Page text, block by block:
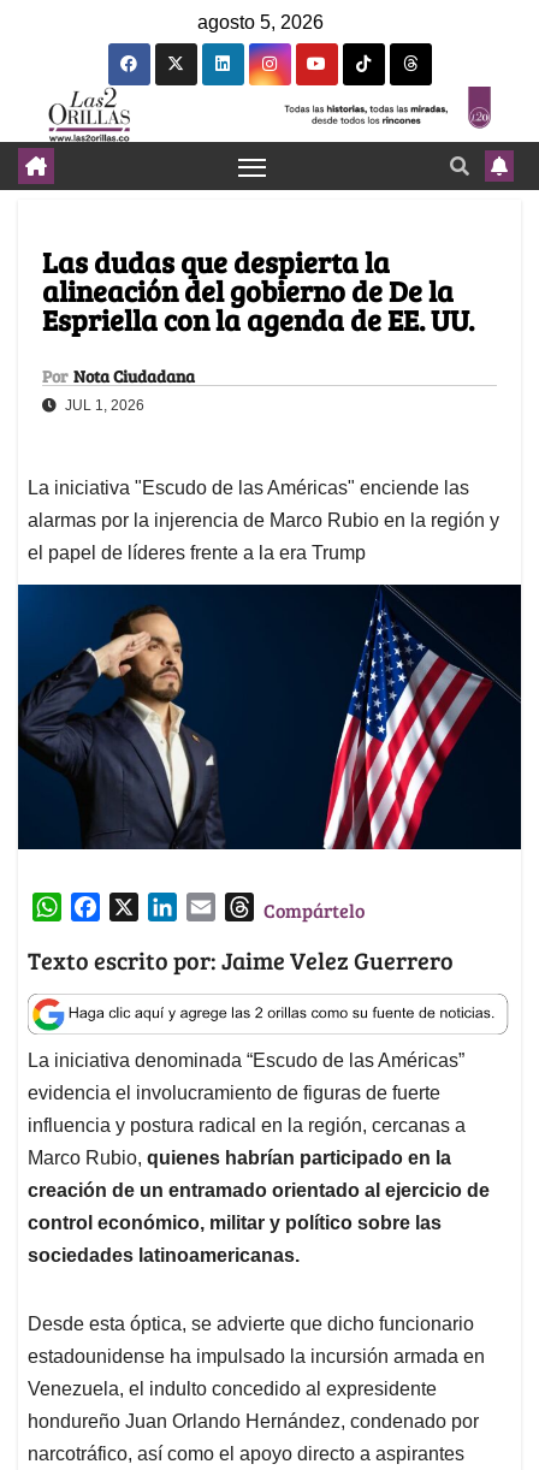
agosto 5, 2026
Las dudas que despierta la
alineación del gobierno de De la
Espriella con la agenda de EE. UU.
Por Nota Ciudadana
JUL 1, 2026
La iniciativa "Escudo de las Américas" enciende las
alarmas por la injerencia de Marco Rubio en la región y
el papel de líderes frente a la era Trump
W
a
t
s
A
p
p
c
e
b
o
k
n
k
e
d
n
a
i
l
T
r
e
a
d
Compártelo
Texto escrito por: Jaime Velez Guerrero
La iniciativa denominada “Escudo de las Américas”
evidencia el involucramiento de figuras de fuerte
influencia y postura radical en la región, cercanas a
Marco Rubio, quienes habrían participado en la
creación de un entramado orientado al ejercicio de
control económico, militar y político sobre las
sociedades latinoamericanas.
Desde esta óptica, se advierte que dicho funcionario
estadounidense ha impulsado la incursión armada en
Venezuela, el indulto concedido al expresidente
hondureño Juan Orlando Hernández, condenado por
narcotráfico, así como el apoyo directo a aspirantes